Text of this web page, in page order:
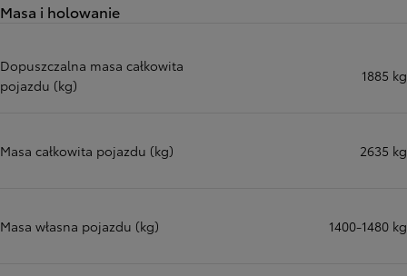
Masa i holowanie
Dopuszczalna masa całkowita
pojazdu (kg)
1885 kg
Masa całkowita pojazdu (kg) 2635 kg
Masa własna pojazdu (kg) 1400-1480 kg